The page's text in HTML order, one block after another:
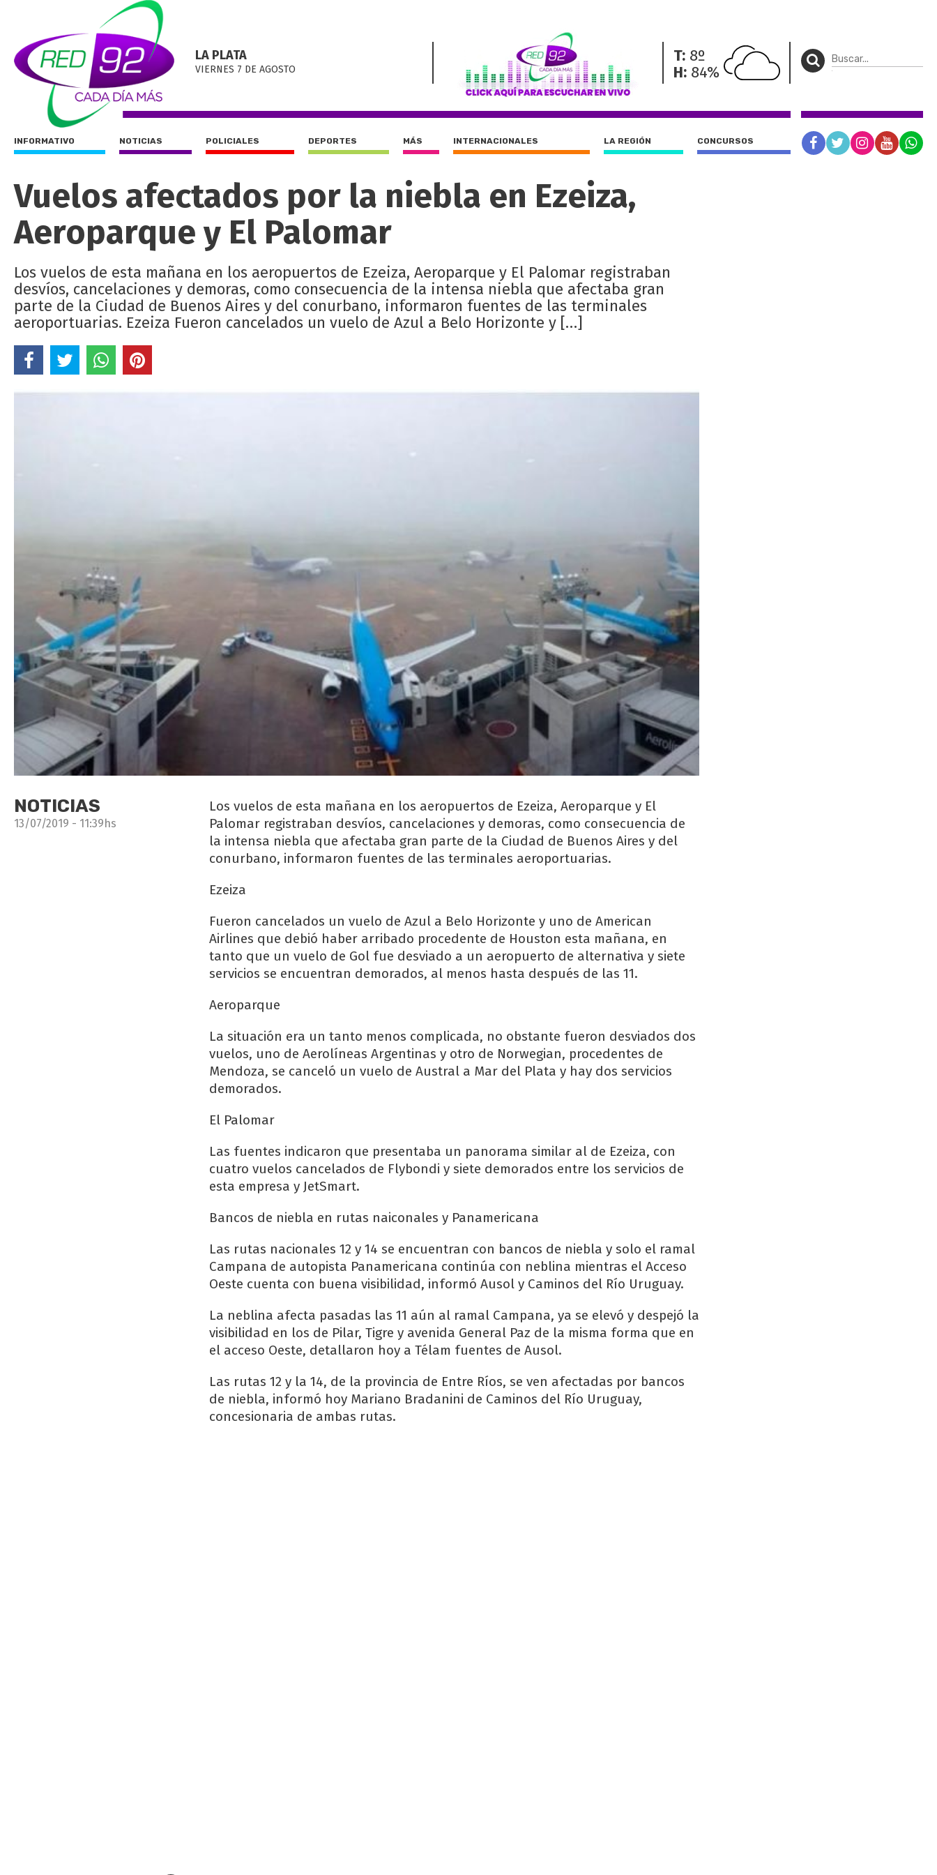
LA PLATA
VIERNES 7 DE AGOSTO
T: 8º
H: 84%
INFORMATIVO NOTICIAS POLICIALES DEPORTES MÁS INTERNACIONALES LA REGIÓN CONCURSOS
Vuelos afectados por la niebla en Ezeiza,
Aeroparque y El Palomar
Los vuelos de esta mañana en los aeropuertos de Ezeiza, Aeroparque y El Palomar registraban
desvíos, cancelaciones y demoras, como consecuencia de la intensa niebla que afectaba gran
parte de la Ciudad de Buenos Aires y del conurbano, informaron fuentes de las terminales
aeroportuarias. Ezeiza Fueron cancelados un vuelo de Azul a Belo Horizonte y […]
NOTICIAS
13/07/2019 - 11:39hs
Los vuelos de esta mañana en los aeropuertos de Ezeiza, Aeroparque y El
Palomar registraban desvíos, cancelaciones y demoras, como consecuencia de
la intensa niebla que afectaba gran parte de la Ciudad de Buenos Aires y del
conurbano, informaron fuentes de las terminales aeroportuarias.
Ezeiza
Fueron cancelados un vuelo de Azul a Belo Horizonte y uno de American
Airlines que debió haber arribado procedente de Houston esta mañana, en
tanto que un vuelo de Gol fue desviado a un aeropuerto de alternativa y siete
servicios se encuentran demorados, al menos hasta después de las 11.
Aeroparque
La situación era un tanto menos complicada, no obstante fueron desviados dos
vuelos, uno de Aerolíneas Argentinas y otro de Norwegian, procedentes de
Mendoza, se canceló un vuelo de Austral a Mar del Plata y hay dos servicios
demorados.
El Palomar
Las fuentes indicaron que presentaba un panorama similar al de Ezeiza, con
cuatro vuelos cancelados de Flybondi y siete demorados entre los servicios de
esta empresa y JetSmart.
Bancos de niebla en rutas naiconales y Panamericana
Las rutas nacionales 12 y 14 se encuentran con bancos de niebla y solo el ramal
Campana de autopista Panamericana continúa con neblina mientras el Acceso
Oeste cuenta con buena visibilidad, informó Ausol y Caminos del Río Uruguay.
La neblina afecta pasadas las 11 aún al ramal Campana, ya se elevó y despejó la
visibilidad en los de Pilar, Tigre y avenida General Paz de la misma forma que en
el acceso Oeste, detallaron hoy a Télam fuentes de Ausol.
Las rutas 12 y la 14, de la provincia de Entre Ríos, se ven afectadas por bancos
de niebla, informó hoy Mariano Bradanini de Caminos del Río Uruguay,
concesionaria de ambas rutas.